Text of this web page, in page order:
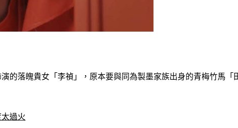
的落魄貴女「李禎」，原本要與同為製墨家族出身的青梅竹馬
過火